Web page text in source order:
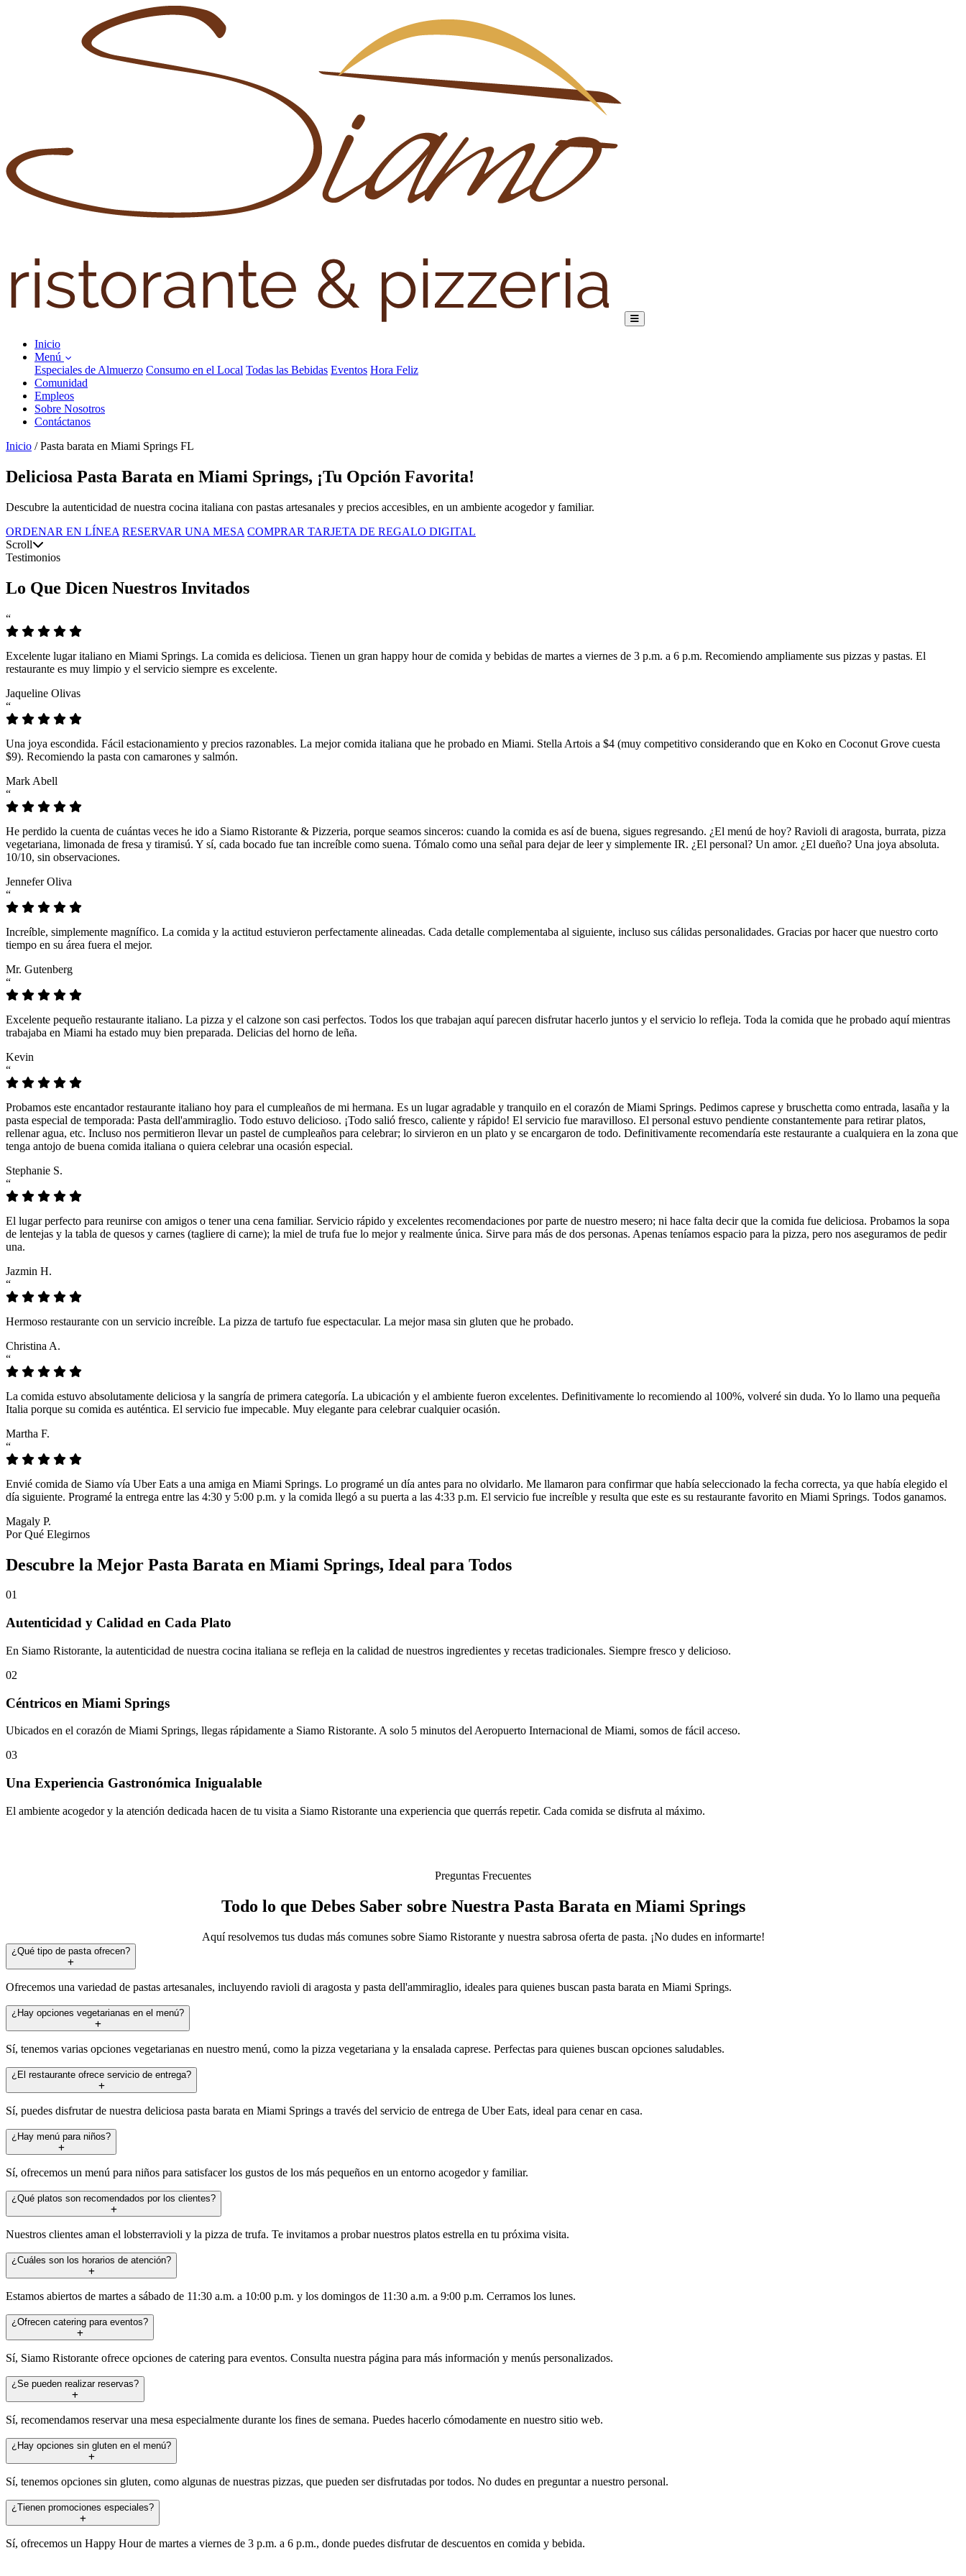
Inicio
Menú
Especiales de Almuerzo Consumo en el Local Todas las Bebidas Eventos Hora Feliz
Comunidad
Empleos
Sobre Nosotros
Contáctanos
Inicio / Pasta barata en Miami Springs FL
Deliciosa Pasta Barata en Miami Springs, ¡Tu Opción Favorita!
Descubre la autenticidad de nuestra cocina italiana con pastas artesanales y precios accesibles, en un ambiente acogedor y familiar.
ORDENAR EN LÍNEA RESERVAR UNA MESA COMPRAR TARJETA DE REGALO DIGITAL
Scroll
Testimonios
Lo Que Dicen Nuestros Invitados
“
Excelente lugar italiano en Miami Springs. La comida es deliciosa. Tienen un gran happy hour de comida y bebidas de martes a viernes de 3 p.m. a 6 p.m. Recomiendo ampliamente sus pizzas y pastas. El
restaurante es muy limpio y el servicio siempre es excelente.
Jaqueline Olivas
“
Una joya escondida. Fácil estacionamiento y precios razonables. La mejor comida italiana que he probado en Miami. Stella Artois a $4 (muy competitivo considerando que en Koko en Coconut Grove cuesta
$9). Recomiendo la pasta con camarones y salmón.
Mark Abell
“
He perdido la cuenta de cuántas veces he ido a Siamo Ristorante & Pizzeria, porque seamos sinceros: cuando la comida es así de buena, sigues regresando. ¿El menú de hoy? Ravioli di aragosta, burrata, pizza
vegetariana, limonada de fresa y tiramisú. Y sí, cada bocado fue tan increíble como suena. Tómalo como una señal para dejar de leer y simplemente IR. ¿El personal? Un amor. ¿El dueño? Una joya absoluta.
10/10, sin observaciones.
Jennefer Oliva
“
Increíble, simplemente magnífico. La comida y la actitud estuvieron perfectamente alineadas. Cada detalle complementaba al siguiente, incluso sus cálidas personalidades. Gracias por hacer que nuestro corto
tiempo en su área fuera el mejor.
Mr. Gutenberg
“
Excelente pequeño restaurante italiano. La pizza y el calzone son casi perfectos. Todos los que trabajan aquí parecen disfrutar hacerlo juntos y el servicio lo refleja. Toda la comida que he probado aquí mientras
trabajaba en Miami ha estado muy bien preparada. Delicias del horno de leña.
Kevin
“
Probamos este encantador restaurante italiano hoy para el cumpleaños de mi hermana. Es un lugar agradable y tranquilo en el corazón de Miami Springs. Pedimos caprese y bruschetta como entrada, lasaña y la
pasta especial de temporada: Pasta dell'ammiraglio. Todo estuvo delicioso. ¡Todo salió fresco, caliente y rápido! El servicio fue maravilloso. El personal estuvo pendiente constantemente para retirar platos,
rellenar agua, etc. Incluso nos permitieron llevar un pastel de cumpleaños para celebrar; lo sirvieron en un plato y se encargaron de todo. Definitivamente recomendaría este restaurante a cualquiera en la zona que
tenga antojo de buena comida italiana o quiera celebrar una ocasión especial.
Stephanie S.
“
El lugar perfecto para reunirse con amigos o tener una cena familiar. Servicio rápido y excelentes recomendaciones por parte de nuestro mesero; ni hace falta decir que la comida fue deliciosa. Probamos la sopa
de lentejas y la tabla de quesos y carnes (tagliere di carne); la miel de trufa fue lo mejor y realmente única. Sirve para más de dos personas. Apenas teníamos espacio para la pizza, pero nos aseguramos de pedir
una.
Jazmin H.
“
Hermoso restaurante con un servicio increíble. La pizza de tartufo fue espectacular. La mejor masa sin gluten que he probado.
Christina A.
“
La comida estuvo absolutamente deliciosa y la sangría de primera categoría. La ubicación y el ambiente fueron excelentes. Definitivamente lo recomiendo al 100%, volveré sin duda. Yo lo llamo una pequeña
Italia porque su comida es auténtica. El servicio fue impecable. Muy elegante para celebrar cualquier ocasión.
Martha F.
“
Envié comida de Siamo vía Uber Eats a una amiga en Miami Springs. Lo programé un día antes para no olvidarlo. Me llamaron para confirmar que había seleccionado la fecha correcta, ya que había elegido el
día siguiente. Programé la entrega entre las 4:30 y 5:00 p.m. y la comida llegó a su puerta a las 4:33 p.m. El servicio fue increíble y resulta que este es su restaurante favorito en Miami Springs. Todos ganamos.
Magaly P.
Por Qué Elegirnos
Descubre la Mejor Pasta Barata en Miami Springs, Ideal para Todos
01
Autenticidad y Calidad en Cada Plato
En Siamo Ristorante, la autenticidad de nuestra cocina italiana se refleja en la calidad de nuestros ingredientes y recetas tradicionales. Siempre fresco y delicioso.
02
Céntricos en Miami Springs
Ubicados en el corazón de Miami Springs, llegas rápidamente a Siamo Ristorante. A solo 5 minutos del Aeropuerto Internacional de Miami, somos de fácil acceso.
03
Una Experiencia Gastronómica Inigualable
El ambiente acogedor y la atención dedicada hacen de tu visita a Siamo Ristorante una experiencia que querrás repetir. Cada comida se disfruta al máximo.
Preguntas Frecuentes
Todo lo que Debes Saber sobre Nuestra Pasta Barata en Miami Springs
Aquí resolvemos tus dudas más comunes sobre Siamo Ristorante y nuestra sabrosa oferta de pasta. ¡No dudes en informarte!
¿Qué tipo de pasta ofrecen?
Ofrecemos una variedad de pastas artesanales, incluyendo ravioli di aragosta y pasta dell'ammiraglio, ideales para quienes buscan pasta barata en Miami Springs.
¿Hay opciones vegetarianas en el menú?
Sí, tenemos varias opciones vegetarianas en nuestro menú, como la pizza vegetariana y la ensalada caprese. Perfectas para quienes buscan opciones saludables.
¿El restaurante ofrece servicio de entrega?
Sí, puedes disfrutar de nuestra deliciosa pasta barata en Miami Springs a través del servicio de entrega de Uber Eats, ideal para cenar en casa.
¿Hay menú para niños?
Sí, ofrecemos un menú para niños para satisfacer los gustos de los más pequeños en un entorno acogedor y familiar.
¿Qué platos son recomendados por los clientes?
Nuestros clientes aman el lobsterravioli y la pizza de trufa. Te invitamos a probar nuestros platos estrella en tu próxima visita.
¿Cuáles son los horarios de atención?
Estamos abiertos de martes a sábado de 11:30 a.m. a 10:00 p.m. y los domingos de 11:30 a.m. a 9:00 p.m. Cerramos los lunes.
¿Ofrecen catering para eventos?
Sí, Siamo Ristorante ofrece opciones de catering para eventos. Consulta nuestra página para más información y menús personalizados.
¿Se pueden realizar reservas?
Sí, recomendamos reservar una mesa especialmente durante los fines de semana. Puedes hacerlo cómodamente en nuestro sitio web.
¿Hay opciones sin gluten en el menú?
Sí, tenemos opciones sin gluten, como algunas de nuestras pizzas, que pueden ser disfrutadas por todos. No dudes en preguntar a nuestro personal.
¿Tienen promociones especiales?
Sí, ofrecemos un Happy Hour de martes a viernes de 3 p.m. a 6 p.m., donde puedes disfrutar de descuentos en comida y bebida.